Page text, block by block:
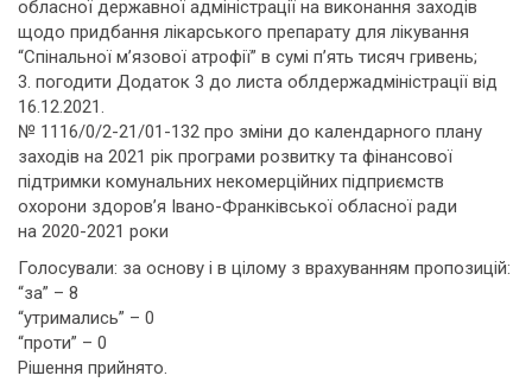
обласної державної адміністрації на виконання заходів
щодо придбання лікарського препарату для лікування
“Спінальної м’язової атрофії” в сумі п’ять тисяч гривень;
3. погодити Додаток 3 до листа облдержадміністрації від
16.12.2021.
№ 1116/0/2-21/01-132 про зміни до календарного плану
заходів на 2021 рік програми розвитку та фінансової
підтримки комунальних некомерційних підприємств
охорони здоров’я Івано-Франківської обласної ради
на 2020-2021 роки
Голосували: за основу і в цілому з врахуванням пропозицій:
“за” – 8
“утримались” – 0
“проти” – 0
Рішення прийнято.